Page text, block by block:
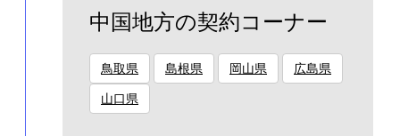
中国地方の契約コーナー
鳥取県 島根県 岡山県 広島県
山口県